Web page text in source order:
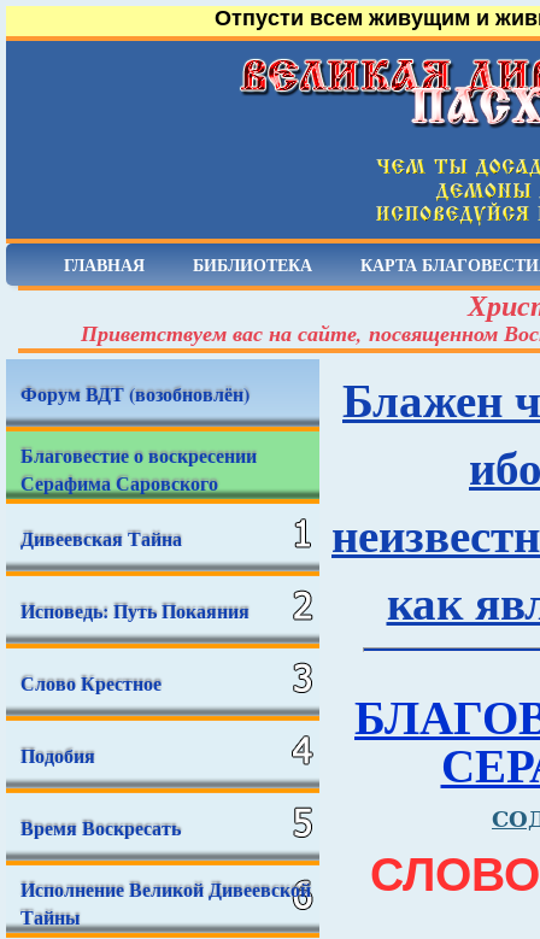
Отпусти всем живущим и
ГЛАВНАЯ БИБЛИОТЕКА КАРТА
Приветствуем вас на сайте, посвященном
Форум ВДТ (возобновлён)
Благовестие о воскресении
Серафима Саровского
Дивеевская Тайна
Исповедь: Путь Покаяния
Слово Крестное
Подобия
Время Воскресать
Исполнение Великой Дивеевской
Тайны
Блажен
как